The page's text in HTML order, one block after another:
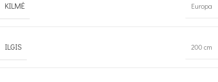
KILMĖ Europa
ILGIS 200 cm